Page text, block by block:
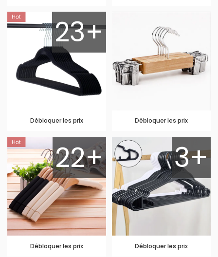
23+
Débloquer les prix Débloquer les prix
22+
Débloquer les prix
3+
Débloquer les prix